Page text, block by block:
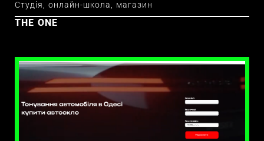
THE ONE
Студія, онлайн-школа, магазин